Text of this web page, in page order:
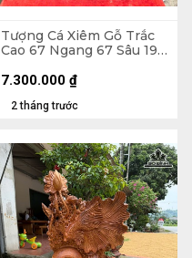
Tượng Cá Xiêm Gỗ Trắc
Cao 67 Ngang 67 Sâu 19
2 tháng trước
7.300.000 ₫